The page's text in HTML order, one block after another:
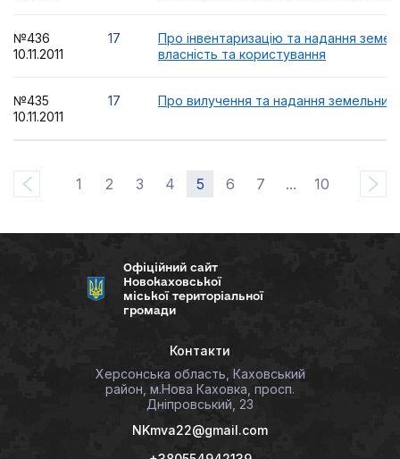
№436
10.11.2011
17
Про інвентаризацію та надання
власність та користування
№435
10.11.2011
17 Про вилучення та надання земельних
1 2 3 4 5 6 7 ... 10
Офіційний сайт
Новокаховської
міської територіальної
громади
Контакти
Херсонська область, Каховський
район, м.Нова Каховка, просп.
Дніпровський, 23
NKmva22@gmail.com